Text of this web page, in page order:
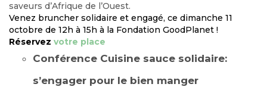
saveurs d’Afrique de l’Ouest.
Venez bruncher solidaire et engagé, ce dimanche 11
octobre de 12h à 15h à la Fondation GoodPlanet !
Réservez votre place
Conférence Cuisine sauce solidaire:
s’engager pour le bien manger